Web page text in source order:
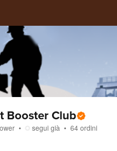
Booster Club
segui già 64 ordini